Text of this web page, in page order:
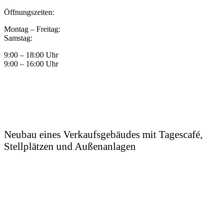
Öffnungszeiten:
Montag – Freitag:
Samstag:
9:00 – 18:00 Uhr
9:00 – 16:00 Uhr
Neubau eines Verkaufsgebäudes mit Tagescafé,
Stellplätzen und Außenanlagen